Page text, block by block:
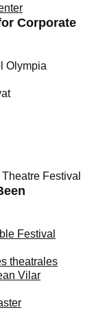
Corporate
Olympia
Festival
Festival
theatrales
Vilar